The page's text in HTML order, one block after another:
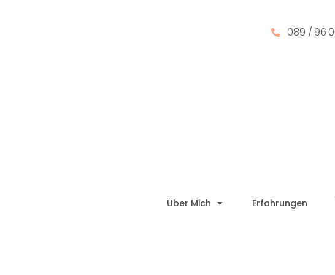
089 / 96
Über Mich Erfahrungen